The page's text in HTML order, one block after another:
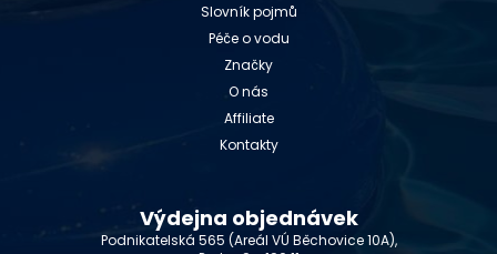
Slovník pojmů
Péče o vodu
Značky
O nás
Affiliate
Kontakty
Výdejna objednávek
Podnikatelská 565 (Areál VÚ Běchovice 10A),